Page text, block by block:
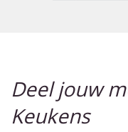
Deel jouw
Keukens